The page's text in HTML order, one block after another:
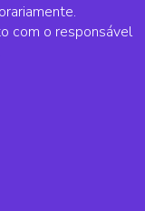
com o responsável